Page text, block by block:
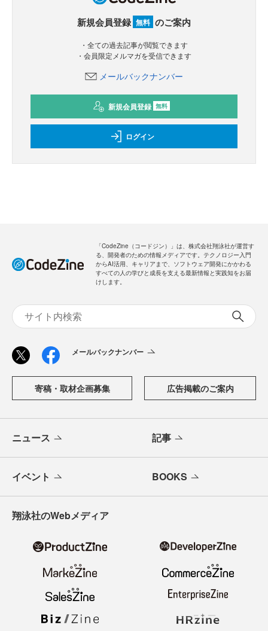
新規会員登録 無料 のご案内
・全ての過去記事が閲覧できます
・会員限定メルマガを受信できます
メールバックナンバー
新規会員登録 無料
ログイン
「CodeZine（コードジン）」は、株式会社翔泳社が運営す
る、開発者のための情報メディアです。テクノロジー入門
からAI活用、キャリアまで、ソフトウェア開発にかかわる
すべての人の学びと成長を支える最新情報と実践知をお届
けします。
メールバックナンバー
寄稿・取材企画募集 広告掲載のご案内
ニュース 記事
イベント BOOKS
翔泳社のWebメディア